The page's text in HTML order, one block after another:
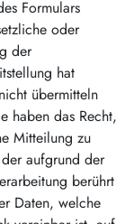
Formulars
oder
der
hat
übermitteln
haben das Recht,
Mitteilung zu
aufgrund der
berührt
Daten, welche